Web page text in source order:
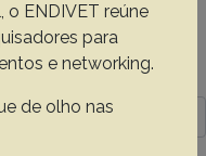
(1)
pesquisa
o ENDIVET reúne
para
e networking.
de olho nas